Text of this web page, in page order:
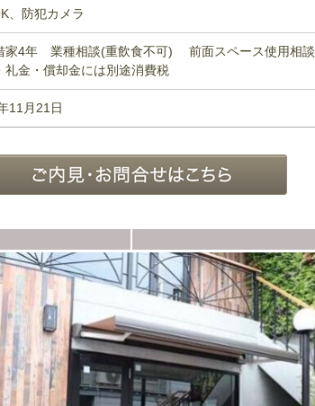
、防犯カメラ
家4年 業種相談(重飲食不可) 前面スペース使用相談
礼金・償却金には別途消費税
11月21日